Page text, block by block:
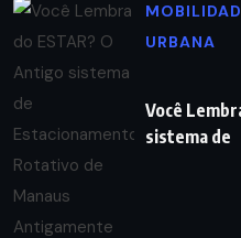
URBANA
Você
sistema de